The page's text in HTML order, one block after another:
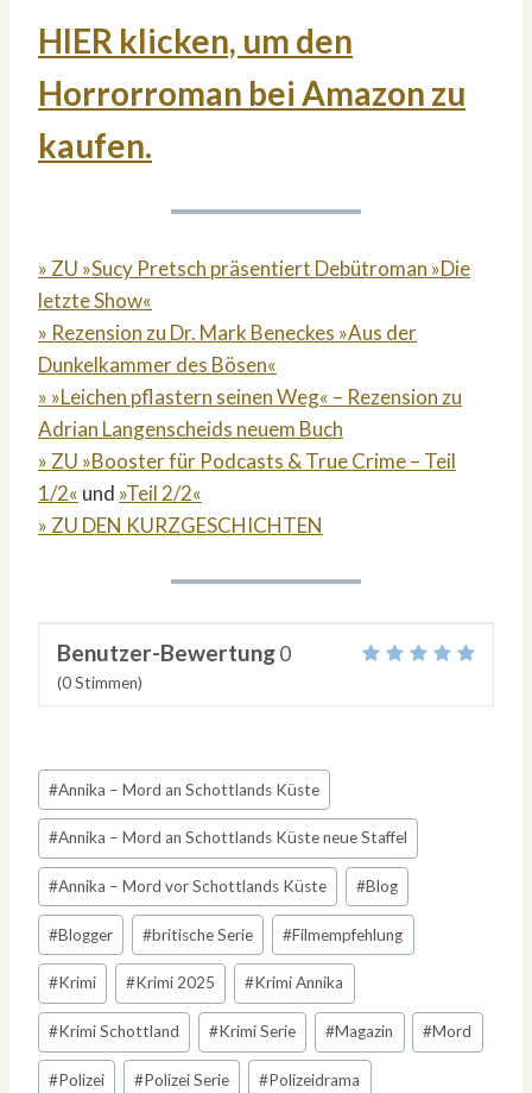
HIER klicken, um den
Horrorroman bei Amazon zu
kaufen.
» ZU »Sucy Pretsch präsentiert Debütroman »Die
letzte Show«
» Rezension zu Dr. Mark Beneckes »Aus der
Dunkelkammer des Bösen«
» »Leichen pflastern seinen Weg« – Rezension zu
Adrian Langenscheids neuem Buch
» ZU »Booster für Podcasts & True Crime – Teil
1/2« und »Teil 2/2«
» ZU DEN KURZGESCHICHTEN
Benutzer-Bewertung0
(0Stimmen)
Schlagworte:
#Annika – Mord an Schottlands Küste
#Annika – Mord an Schottlands Küste neue Staffel
#Annika – Mord vor Schottlands Küste #Blog
#Blogger #britische Serie #Filmempfehlung
#Krimi #Krimi 2025 #Krimi Annika
#Krimi Schottland #Krimi Serie #Magazin #Mord
#Polizei #Polizei Serie #Polizeidrama